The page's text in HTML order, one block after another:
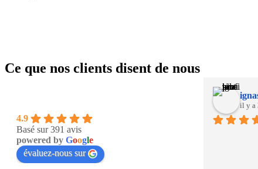
Ce que nos clients disent de nous
4.9
Basé sur 391 avis
powered by Google
évaluez-nous sur
il y a